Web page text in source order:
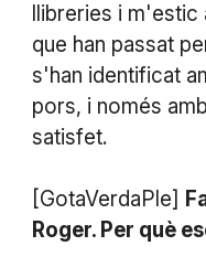
llibreries i
que han passat
s'han identificat
pors, i només
satisfet.
[GotaVerdaPle]
Roger. Per què